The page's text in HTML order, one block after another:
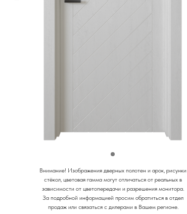
Внимание! Изображения дверных полотен и арок, рисунки
стёкол, цветовая гамма могут отличаться от реальных в
зависимости от цветопередачи и разрешения монитора.
За подробной информацией просим обратиться в отдел
продаж или связаться с дилерами в Вашем регионе.